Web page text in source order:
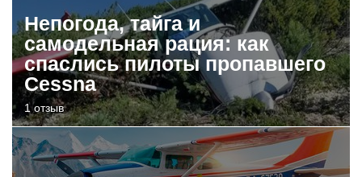
Непогода, тайга и
самодельная рация: как
спаслись пилоты пропавшего
Cessna
1 отзыв